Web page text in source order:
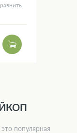
популярная